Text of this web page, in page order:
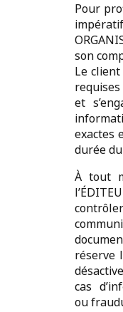
Pour
son
Le
et
exactes
durée
À tout
réserve
cas
ou